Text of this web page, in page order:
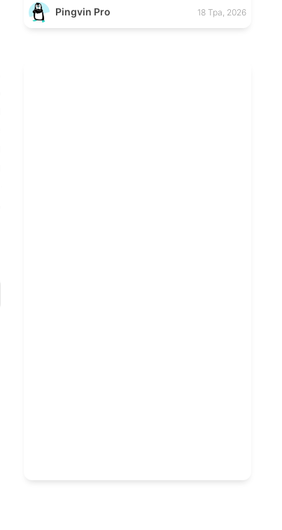
Зміни накопичуються поступово. Разом із
розвитком функціональності з’являються нові
Pingvin Pro 18 Тра, 2026